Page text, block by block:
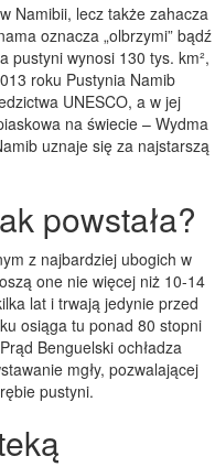
Namibii, lecz także zahacza
oznacza „olbrzymi” bądź
pustyni wynosi 130 tys. km²,
roku Pustynia Namib
UNESCO, a w jej
na świecie – Wydma
uznaje się za najstarszą
powstała?
z najbardziej ubogich w
one nie więcej niż 10-14
lat i trwają jedynie przed
osiąga tu ponad 80 stopni
Benguelski ochładza
mgły, pozwalającej
pustyni.